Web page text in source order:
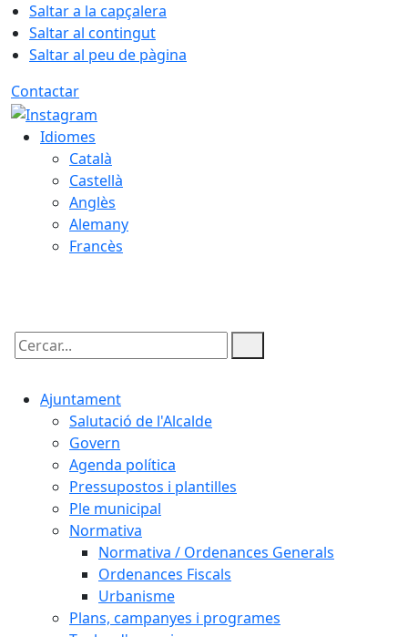
Saltar a la capçalera
Saltar al contingut
Saltar al peu de pàgina
Contactar
Idiomes
Català
Castellà
Anglès
Alemany
Francès
Cercar:
Ajuntament
Salutació de l'Alcalde
Govern
Agenda política
Pressupostos i plantilles
Ple municipal
Normativa
Normativa / Ordenances Generals
Ordenances Fiscals
Urbanisme
Plans, campanyes i programes